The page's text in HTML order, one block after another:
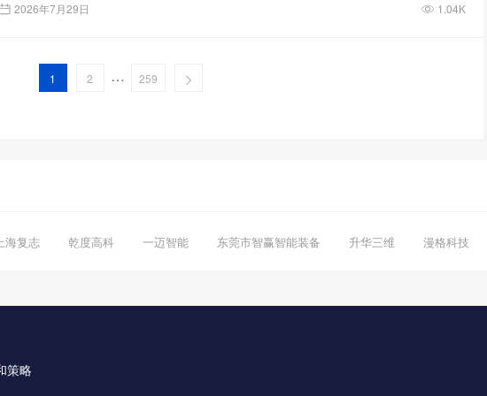
2026年7月29日 1.04K
1 2 … 259
海复志 乾度高科 一迈智能 东莞市智赢智能装备 升华三维 漫格科技
策略